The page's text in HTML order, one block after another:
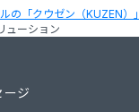
の「クウゼン（KUZEN）」
ューション
ジ